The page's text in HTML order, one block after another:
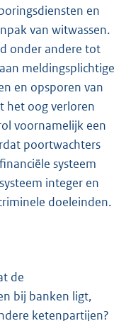
en
van witwassen.
onder andere tot
meldingsplichtige
en opsporen van
het oog verloren
voornamelijk een
poortwachters
systeem
integer en
doeleinden.
de
bij banken ligt,
ketenpartijen?